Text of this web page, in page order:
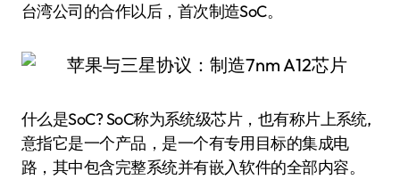
台湾公司的合作以后，首次制造SoC。
什么是SoC? SoC称为系统级芯片，也有称片上系统,
意指它是一个产品，是一个有专用目标的集成电
路，其中包含完整系统并有嵌入软件的全部内容。